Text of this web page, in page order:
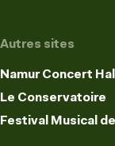
Autres sites
Namur Concert Hall
Le Conservatoire
Festival Musical